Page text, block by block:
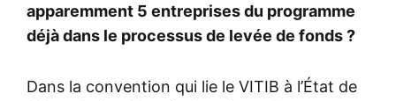
apparemment 5 entreprises du programme
déjà dans le processus de levée de fonds ?
Dans la convention qui lie le VITIB à l’État de